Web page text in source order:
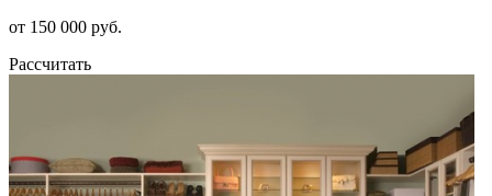
от 150 000 руб.
Рассчитать